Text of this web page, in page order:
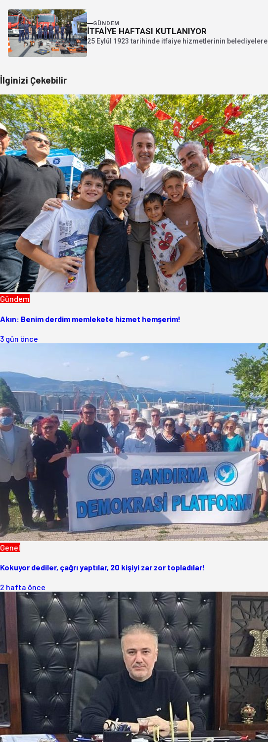
GÜNDEM
İTFAİYE HAFTASI KUTLANIYOR
25 Eylül 1923 tarihinde itfaiye hizmetlerinin
İlginizi Çekebilir
Gündem
Akın: Benim derdim memlekete hizmet hemşerim!
3 gün önce
Genel
Kokuyor dediler, çağrı yaptılar, 20 kişiyi zar zor topladılar!
2 hafta önce